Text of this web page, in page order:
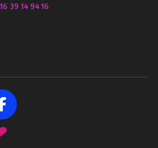
39 14 94 16
F
a
c